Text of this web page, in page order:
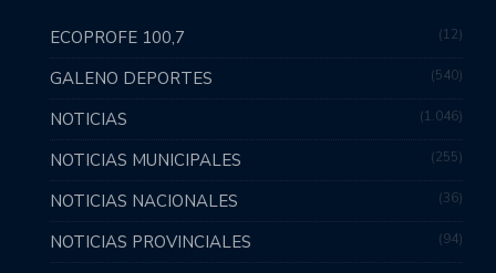
ECOPROFE 100,7 12
GALENO DEPORTES 540
NOTICIAS 1.046
NOTICIAS MUNICIPALES 255
NOTICIAS NACIONALES 36
NOTICIAS PROVINCIALES 94